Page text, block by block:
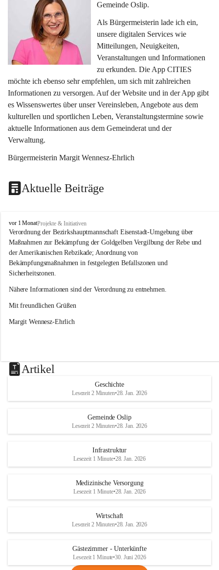
Gemeinde Oslip.
Als Bürgermeisterin lade ich ein,
unsere digitalen Services wie
Mitteilungen, Neuigkeiten,
Veranstaltungen und Informationen
zu erkunden. Die App CITIES
möchte ich ebenso sehr empfehlen, um sich mit zahlreichen
Informationen zu versorgen. Auf der Website und in der App gibt
es Wissenswertes über unser Vereinsleben, Angebote aus dem
kulturellen und sportlichen Leben, Veranstaltungstermine sowie
aktuelle Informationen aus dem Gemeinderat und der
Verwaltung.
Bürgermeisterin Margit Wennesz-Ehrlich
Aktuelle Beiträge
O
s
l
i
p
vor 1 MonatProjekte & Initiativen
Verordnung der Bezirkshauptmannschaft Eisenstadt-Umgebung über
Maßnahmen zur Bekämpfung der Goldgelben Vergilbung der Rebe und
der Amerikanischen Rebzikade; Anordnung von
Bekämpfungsmaßnahmen in festgelegten Befallszonen und
Sicherheitszonen.
Nähere Informationen sind der Verordnung zu entnehmen.
Mit freundlichen Grüßen
Margit Wennesz-Ehrlich
Artikel
Geschichte
Lesezeit 2 Minuten•28. Jan. 2026
Gemeinde Oslip
Lesezeit 2 Minuten•28. Jan. 2026
Infrastruktur
Lesezeit 1 Minute•28. Jan. 2026
Medizinische Versorgung
Lesezeit 1 Minute•28. Jan. 2026
Wirtschaft
Lesezeit 2 Minuten•28. Jan. 2026
Gästezimmer - Unterkünfte
Lesezeit 1 Minute•30. Juni 2026